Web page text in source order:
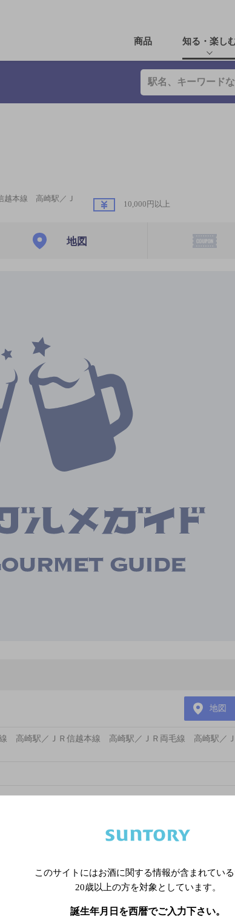
商品 知る・楽し
越本線 高崎駅／Ｊ
10,000円以上
地図
地図
高崎駅／ＪＲ信越本線 高崎駅／ＪＲ両毛線 高崎駅／Ｊ
ります。詳しくはお店にお問い合わせください。
のご判断でご利用ください。
このサイトにはお酒に関する情報が含まれている
20歳以上の方を対象としています。
誕生年月日を西暦でご入力下さい。